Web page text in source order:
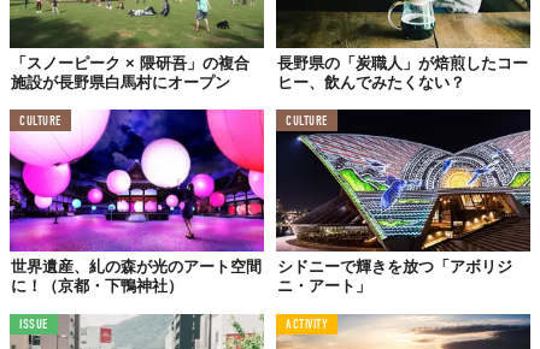
創造する。アートツリーハウスは、その想いのシンボルとなるも
のなのだそう。
「スノーピーク × 隈研吾」の複合
施設が長野県白馬村にオープン
長野県の「炭職人」が焙煎したコー
ヒー、飲んでみたくない？
CULTURE
世界遺産、糺の森が光のアート空間
に！（京都・下鴨神社）
CULTURE
シドニーで輝きを放つ「アボリジ
ニ・アート」
ISSUE ACTIVITY